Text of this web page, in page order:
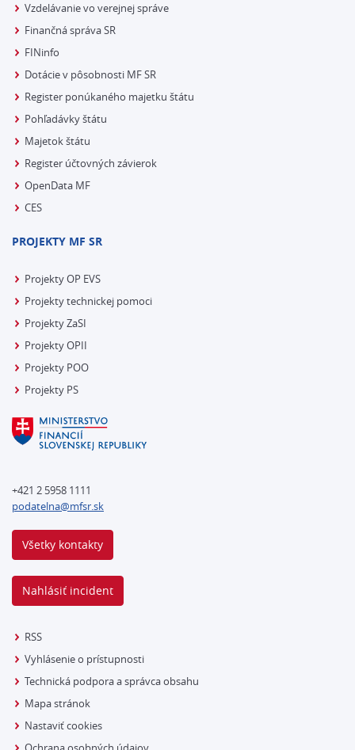
Vzdelávanie vo verejnej správe
Finančná správa SR
FINinfo
Dotácie v pôsobnosti MF SR
Register ponúkaného majetku štátu
Pohľadávky štátu
Majetok štátu
Register účtovných závierok
OpenData MF
CES
PROJEKTY MF SR
Projekty OP EVS
Projekty technickej pomoci
Projekty ZaSI
Projekty OPII
Projekty POO
Projekty PS
+421 2 5958 1111
podatelna@mfsr.sk
Všetky kontakty
Nahlásiť incident
RSS
Vyhlásenie o prístupnosti
Technická podpora a správca obsahu
Mapa stránok
Nastaviť cookies